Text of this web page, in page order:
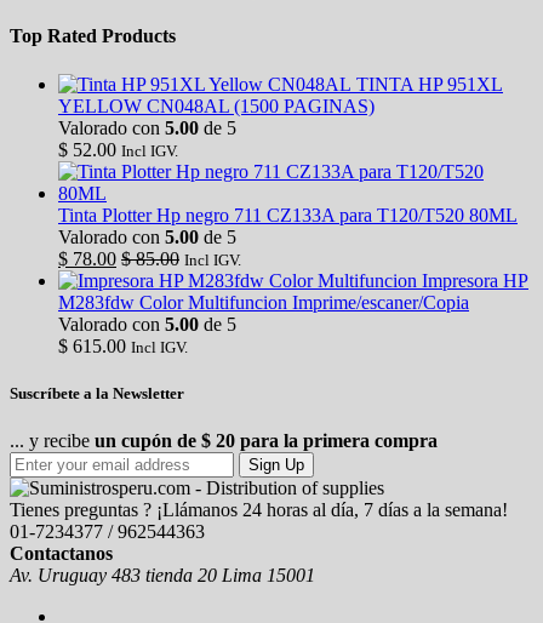
Top Rated Products
TINTA HP 951XL
YELLOW CN048AL (1500 PAGINAS)
Valorado con 5.00 de 5
$ 52.00 Incl IGV.
Tinta Plotter Hp negro 711 CZ133A para T120/T520 80ML
Valorado con 5.00 de 5
$ 78.00 $85.00 Incl IGV.
Impresora HP
M283fdw Color Multifuncion Imprime/escaner/Copia
Valorado con 5.00 de 5
$ 615.00 Incl IGV.
Suscríbete a la Newsletter
... y recibe un cupón de $ 20 para la primera compra
Sign Up
Tienes preguntas ? ¡Llámanos 24 horas al día, 7 días a la semana!
01-7234377 / 962544363
Contactanos
Av. Uruguay 483 tienda 20 Lima 15001